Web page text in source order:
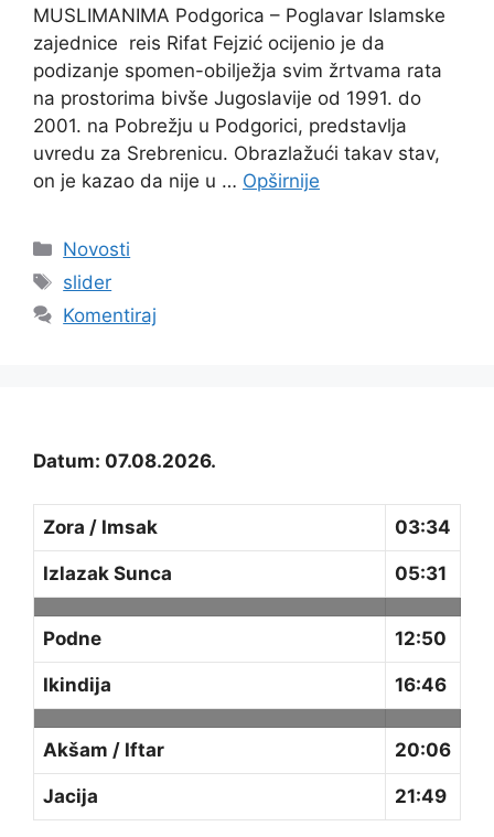
MUSLIMANIMA Podgorica – Poglavar Islamske
zajednice reis Rifat Fejzić ocijenio je da
podizanje spomen-obilježja svim žrtvama rata
na prostorima bivše Jugoslavije od 1991. do
2001. na Pobrežju u Podgorici, predstavlja
uvredu za Srebrenicu. Obrazlažući takav stav,
on je kazao da nije u … Opširnije
Kategorije
Novosti
Oznake
slider
Komentiraj
Datum: 07.08.2026.
Zora / Imsak 03:34
Izlazak Sunca 05:31
Podne 12:50
Ikindija 16:46
Akšam / Iftar 20:06
Jacija 21:49